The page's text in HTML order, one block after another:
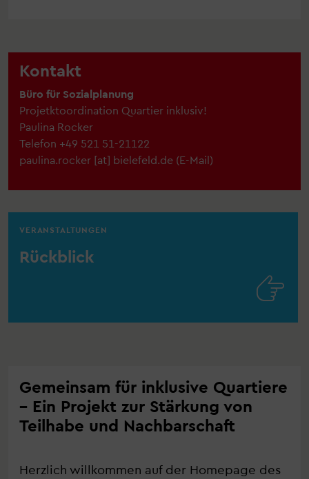
Kontakt
Büro für Sozialplanung
Projetktoordination Quartier inklusiv!
Paulina Rocker
Telefon +49 521 51-21122
paulina.rocker [at] bielefeld.de (E-Mail)
VERANSTALTUNGEN
Rückblick

Gemeinsam für inklusive Quartiere
– Ein Projekt zur Stärkung von
Teilhabe und Nachbarschaft
Herzlich willkommen auf der Homepage des